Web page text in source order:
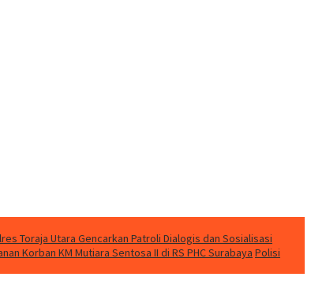
Toraja Utara Gencarkan Patroli Dialogis dan Sosialisasi
Korban KM Mutiara Sentosa II di RS PHC Surabaya Polisi